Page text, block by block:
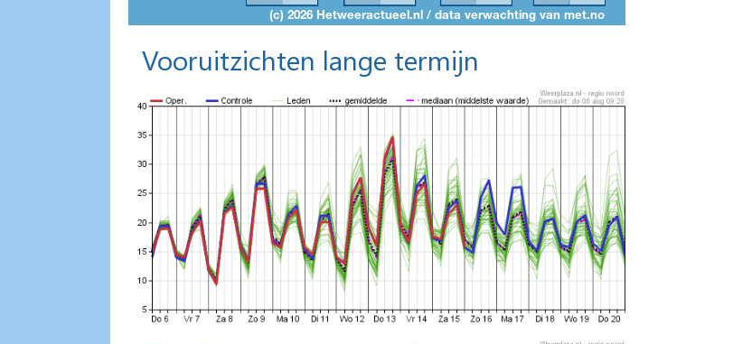
Vooruitzichten lange termijn